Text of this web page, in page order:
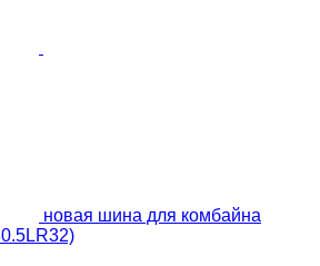
новая шина для комбайна